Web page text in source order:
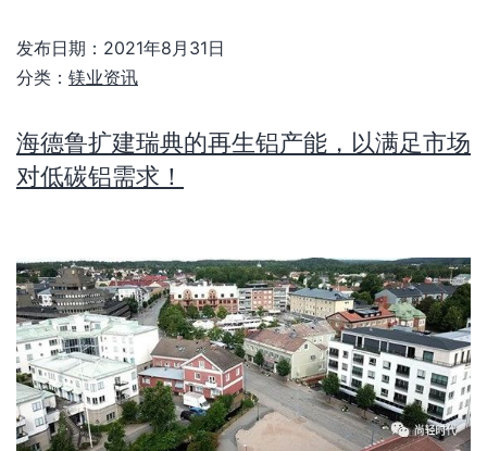
发布日期： 2021年8月31日
分类： 镁业资讯
海德鲁扩建瑞典的再生铝产能，以满足市场
对低碳铝需求！